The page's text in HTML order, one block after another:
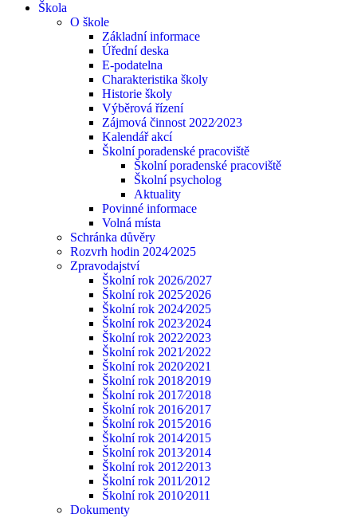
Škola
O škole
Základní informace
Úřední deska
E-podatelna
Charakteristika školy
Historie školy
Výběrová řízení
Zájmová činnost 2022⁄2023
Kalendář akcí
Školní poradenské pracoviště
Školní poradenské pracoviště
Školní psycholog
Aktuality
Povinné informace
Volná místa
Schránka důvěry
Rozvrh hodin 2024⁄2025
Zpravodajství
Školní rok 2026/2027
Školní rok 2025⁄2026
Školní rok 2024⁄2025
Školní rok 2023⁄2024
Školní rok 2022⁄2023
Školní rok 2021⁄2022
Školní rok 2020⁄2021
Školní rok 2018⁄2019
Školní rok 2017⁄2018
Školní rok 2016⁄2017
Školní rok 2015⁄2016
Školní rok 2014⁄2015
Školní rok 2013⁄2014
Školní rok 2012⁄2013
Školní rok 2011⁄2012
Školní rok 2010⁄2011
Dokumenty